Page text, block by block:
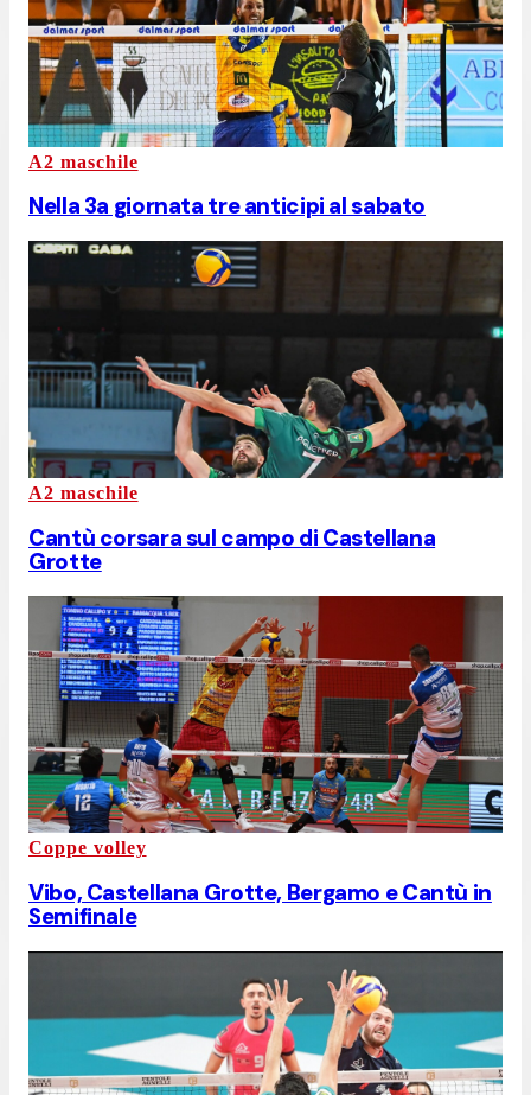
A2 maschile
Nella 3a giornata tre anticipi al sabato
A2 maschile
Cantù corsara sul campo di Castellana
Grotte
Coppe volley
Vibo, Castellana Grotte, Bergamo e Cantù in
Semifinale